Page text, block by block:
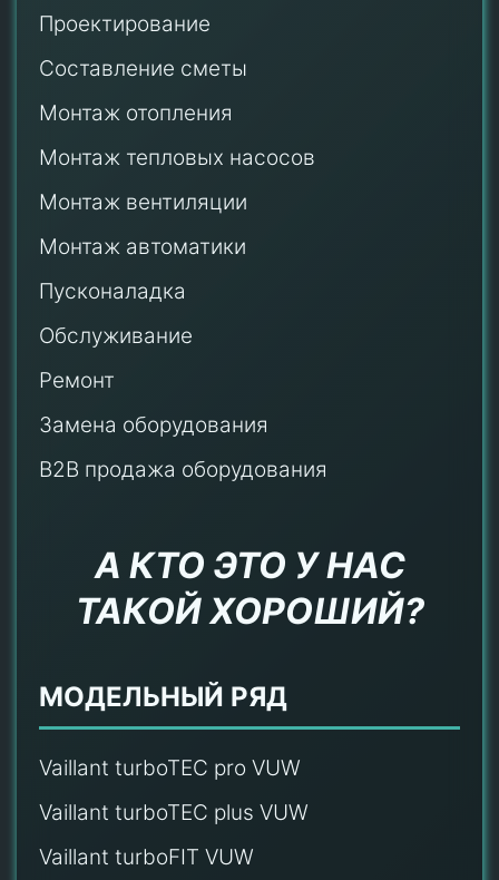
Проектирование
Составление сметы
Монтаж отопления
Монтаж тепловых насосов
Монтаж вентиляции
Монтаж автоматики
Пусконаладка
Обслуживание
Ремонт
Замена оборудования
B2B продажа оборудования
А КТО ЭТО У НАС
ТАКОЙ ХОРОШИЙ?
МОДЕЛЬНЫЙ РЯД
Vaillant turboTEC pro VUW
Vaillant turboTEC plus VUW
Vaillant turboFIT VUW